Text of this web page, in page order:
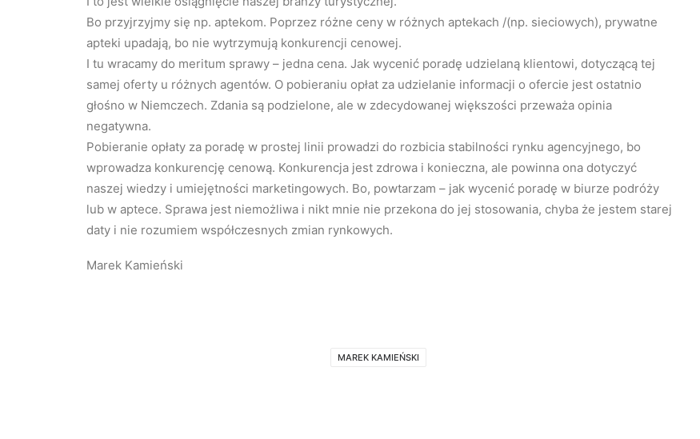
Bo przyjrzyjmy się np. aptekom. Poprzez różne ceny w różnych aptekach /(np. sieciowych), prywatne
apteki upadają, bo nie wytrzymują konkurencji cenowej.
I tu wracamy do meritum sprawy – jedna cena. Jak wycenić poradę udzielaną klientowi, dotyczącą tej
samej oferty u różnych agentów. O pobieraniu opłat za udzielanie informacji o ofercie jest ostatnio
głośno w Niemczech. Zdania są podzielone, ale w zdecydowanej większości przeważa opinia
negatywna.
Pobieranie opłaty za poradę w prostej linii prowadzi do rozbicia stabilności rynku agencyjnego, bo
wprowadza konkurencję cenową. Konkurencja jest zdrowa i konieczna, ale powinna ona dotyczyć
naszej wiedzy i umiejętności marketingowych. Bo, powtarzam – jak wycenić poradę w biurze podróży
lub w aptece. Sprawa jest niemożliwa i nikt mnie nie przekona do jej stosowania, chyba że jestem starej
daty i nie rozumiem współczesnych zmian rynkowych.
Marek Kamieński
MAREK KAMIEŃSKI